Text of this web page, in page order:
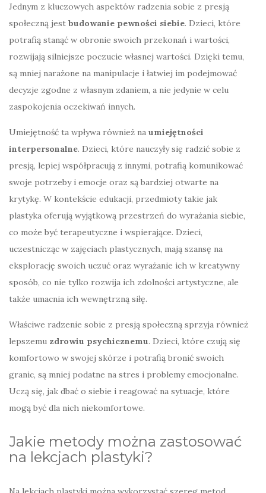
Jednym z kluczowych aspektów radzenia sobie z presją
społeczną jest budowanie pewności siebie. Dzieci, które
potrafią stanąć w obronie swoich przekonań i wartości,
rozwijają silniejsze poczucie własnej wartości. Dzięki temu,
są mniej narażone na manipulacje i łatwiej im podejmować
decyzje zgodne z własnym zdaniem, a nie jedynie w celu
zaspokojenia oczekiwań innych.
Umiejętność ta wpływa również na umiejętności
interpersonalne. Dzieci, które nauczyły się radzić sobie z
presją, lepiej współpracują z innymi, potrafią komunikować
swoje potrzeby i emocje oraz są bardziej otwarte na
krytykę. W kontekście edukacji, przedmioty takie jak
plastyka oferują wyjątkową przestrzeń do wyrażania siebie,
co może być terapeutyczne i wspierające. Dzieci,
uczestnicząc w zajęciach plastycznych, mają szansę na
eksplorację swoich uczuć oraz wyrażanie ich w kreatywny
sposób, co nie tylko rozwija ich zdolności artystyczne, ale
także umacnia ich wewnętrzną siłę.
Właściwe radzenie sobie z presją społeczną sprzyja również
lepszemu zdrowiu psychicznemu. Dzieci, które czują się
komfortowo w swojej skórze i potrafią bronić swoich
granic, są mniej podatne na stres i problemy emocjonalne.
Uczą się, jak dbać o siebie i reagować na sytuacje, które
mogą być dla nich niekomfortowe.
Jakie metody można zastosować
na lekcjach plastyki?